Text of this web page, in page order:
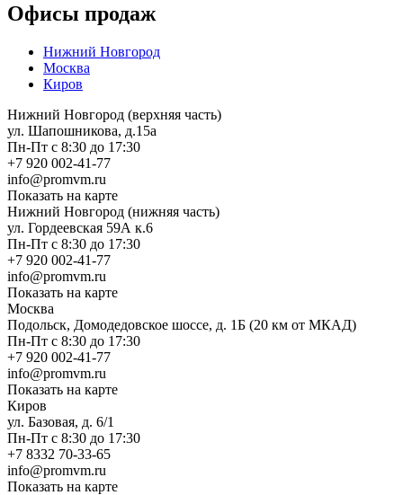
Офисы продаж
Нижний Новгород
Москва
Киров
Нижний Новгород (верхняя часть)
ул. Шапошникова, д.15а
Пн-Пт с 8:30 до 17:30
+7 920 002-41-77
info@promvm.ru
Показать на карте
Нижний Новгород (нижняя часть)
ул. Гордеевская 59А к.6
Пн-Пт с 8:30 до 17:30
+7 920 002-41-77
info@promvm.ru
Показать на карте
Москва
Подольск, Домодедовское шоссе, д. 1Б (20 км от МКАД)
Пн-Пт с 8:30 до 17:30
+7 920 002-41-77
info@promvm.ru
Показать на карте
Киров
ул. Базовая, д. 6/1
Пн-Пт с 8:30 до 17:30
+7 8332 70-33-65
info@promvm.ru
Показать на карте